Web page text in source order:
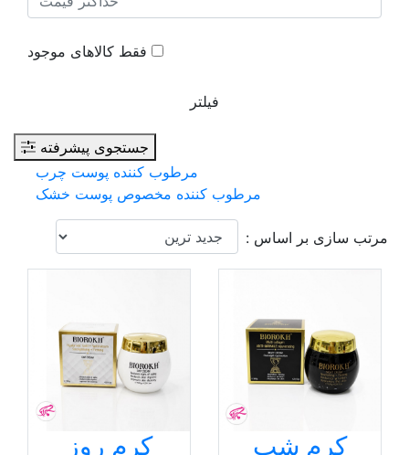
فقط کالاهای موجود
فیلتر
جستجوی پیشرفته
مرطوب کننده پوست چرب
مرطوب کننده مخصوص پوست خشک
مرتب سازی بر اساس :
کرم شب کرم روز